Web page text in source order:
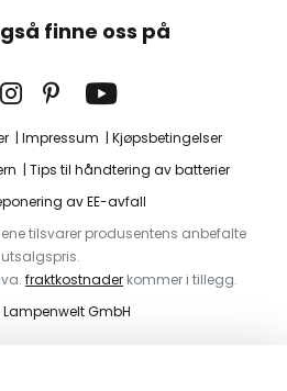
finne oss på
Impressum
Kjøpsbetingelser
Tips til håndtering av batterier
av EE-avfall
tilsvarer produsentens anbefalte
utsalgspris.
fraktkostnader kommer i tillegg.
GmbH